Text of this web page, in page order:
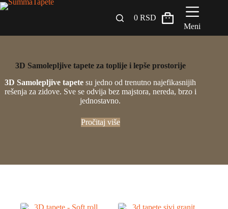
Drveni Pregradni Zidovi i Police
3D Samolepljive tapete
Građevinski materijali
0RSD
Meni
3D Samolepljive tapete za toplije i lepše prostorije
3D Samolepljive tapete su jedno od trenutno najefikasnijih
rešenja za zidove. Sve se odvija bez majstora, nereda, brzo i
jednostavno.
Pročitaj više